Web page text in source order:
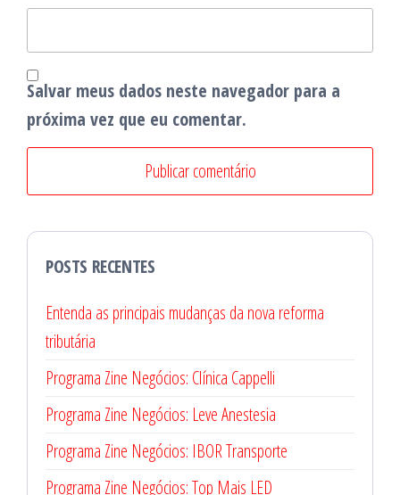
Salvar meus dados neste navegador para a
próxima vez que eu comentar.
POSTS RECENTES
Entenda as principais mudanças da nova reforma
tributária
Programa Zine Negócios: Clínica Cappelli
Programa Zine Negócios: Leve Anestesia
Programa Zine Negócios: IBOR Transporte
Programa Zine Negócios: Top Mais LED